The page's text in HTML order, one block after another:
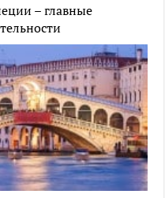
– главные